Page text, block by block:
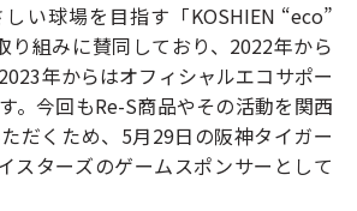
い球場を目指す「KOSHIEN “eco”
り組みに賛同しており、2022年から
年からはオフィシャルエコサポー
。今回もRe-S商品やその活動を関西
だくため、5月29日の阪神タイガー
スターズのゲームスポンサーとして